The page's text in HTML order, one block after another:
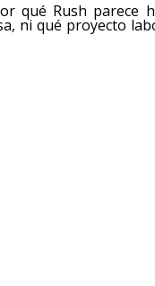
qué Rush
ni qué proyecto